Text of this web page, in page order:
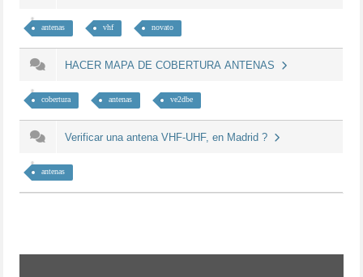
antenas vhf novato
HACER MAPA DE COBERTURA ANTENAS
cobertura antenas ve2dbe
Verificar una antena VHF-UHF, en Madrid ?
antenas